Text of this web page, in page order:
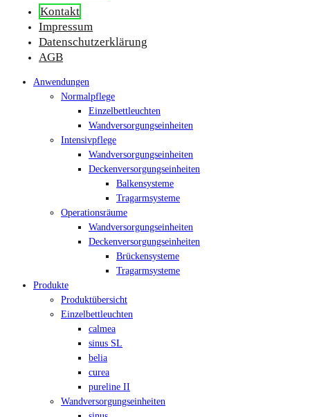
Kontakt
Impressum
Datenschutzerklärung
AGB
Anwendungen
Normalpflege
Einzelbettleuchten
Wandversorgungseinheiten
Intensivpflege
Wandversorgungseinheiten
Deckenversorgungseinheiten
Balkensysteme
Tragarmsysteme
Operationsräume
Wandversorgungseinheiten
Deckenversorgungseinheiten
Brückensysteme
Tragarmsysteme
Produkte
Produktübersicht
Einzelbettleuchten
calmea
sinus SL
belia
curea
pureline II
Wandversorgungseinheiten